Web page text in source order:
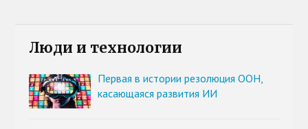
Люди и технологии
Первая в истории резолюция ООН,
касающаяся развития ИИ